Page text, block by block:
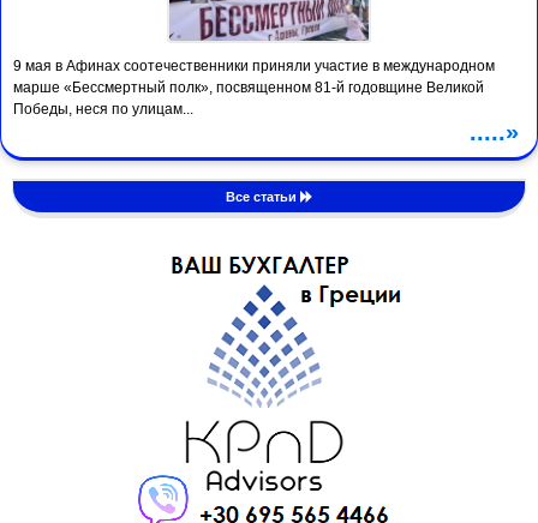
9 мая в Афинах соотечественники приняли участие в международном
марше «Бессмертный полк», посвященном 81-й годовщине Великой
Победы, неся по улицам...
.....»
Все статьи